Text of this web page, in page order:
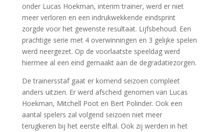
onder Lucas Hoekman, interim trainer, werd er niet
meer verloren en een indrukwekkende eindsprint
zorgde voor het gewenste resultaat. Lijfsbehoud. Een
prachtige serie met 4 overwinningen en 3 gelijke spelen
werd neergezet. Op de voorlaatste speeldag werd
hiermee al een eind gemaakt aan de degradatiezorgen.
De trainersstaf gaat er komend seizoen compleet
anders uitzien. Er werd afscheid genomen van Lucas
Hoekman, Mitchell Poot en Bert Polinder. Ook een
aantal spelers zal volgend seizoen niet meer
terugkeren bij het eerste elftal. Ook zij werden in het